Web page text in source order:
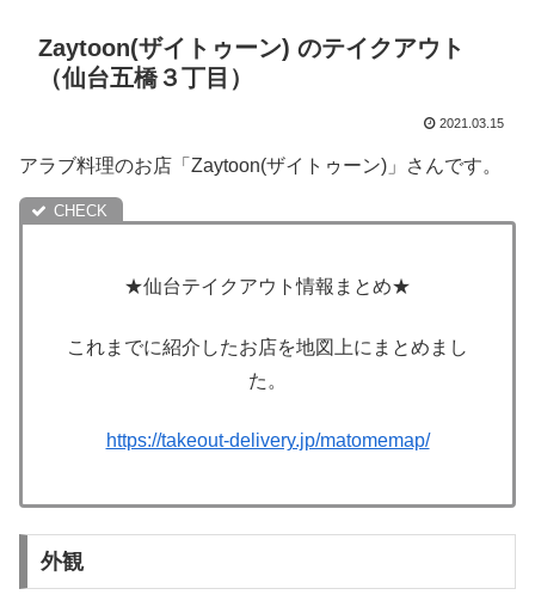
Zaytoon(ザイトゥーン) のテイクアウト
（仙台五橋３丁目）
2021.03.15
アラブ料理のお店「Zaytoon(ザイトゥーン)」さんです。
★仙台テイクアウト情報まとめ★
これまでに紹介したお店を地図上にまとめまし
た。
https://takeout-delivery.jp/matomemap/
外観